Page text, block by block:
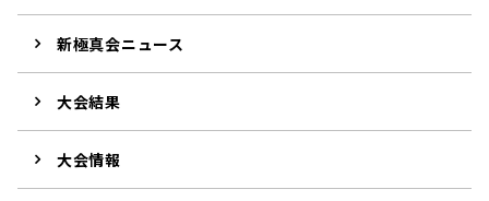
新極真会ニュース
大会結果
大会情報